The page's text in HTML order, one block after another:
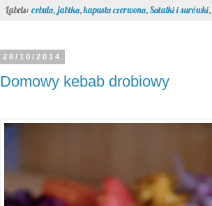
Labels: cebula,jabłka,kapusta czerwona,Sałatki i surówki,
28/10/2014
Domowy kebab drobiowy